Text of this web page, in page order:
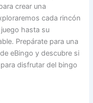
crear una
cada rincón
hasta su
Prepárate para una
eBingo y descubre si
disfrutar del bingo